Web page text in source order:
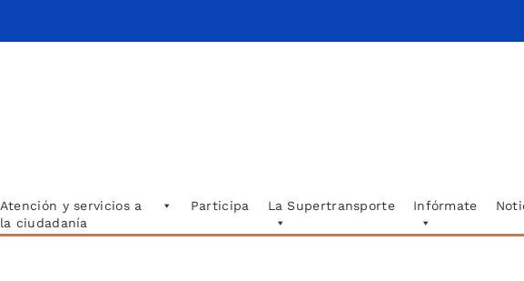
Atención y servicios a
la ciudadanía
Participa La Supertransporte Infórmate